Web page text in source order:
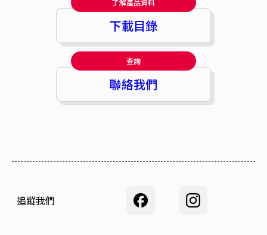
了解產品資料
下載目錄
查詢
聯絡我們
追蹤我們